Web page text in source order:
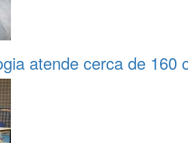
atende cerca de